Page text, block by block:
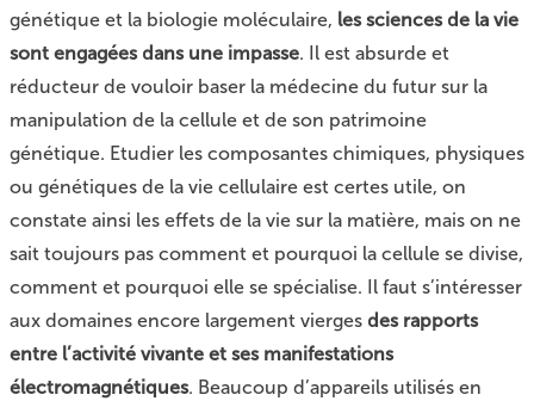
génétique et la biologie moléculaire, les sciences de la vie
sont engagées dans une impasse. Il est absurde et
réducteur de vouloir baser la médecine du futur sur la
manipulation de la cellule et de son patrimoine
génétique. Etudier les composantes chimiques, physiques
ou génétiques de la vie cellulaire est certes utile, on
constate ainsi les effets de la vie sur la matière, mais on ne
sait toujours pas comment et pourquoi la cellule se divise,
comment et pourquoi elle se spécialise. Il faut s’intéresser
aux domaines encore largement vierges des rapports
entre l’activité vivante et ses manifestations
électromagnétiques. Beaucoup d’appareils utilisés en